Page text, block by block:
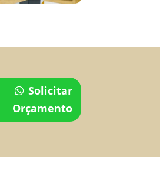
Solicitar
Orçamento